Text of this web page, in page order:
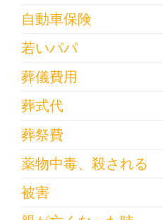
自動車保険
若いパパ
葬儀費用
葬式代
葬祭費
薬物中毒、殺される
被害